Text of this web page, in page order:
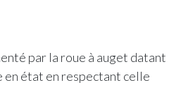
par la roue à auget datant
en état en respectant celle